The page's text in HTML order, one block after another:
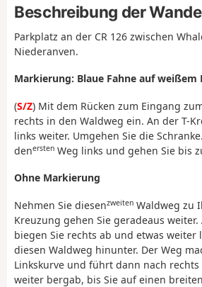
Beschreibung der
Parkplatz an der CR 126 zwischen
Niederanven.
Markierung: Blaue Fahne auf
(S/Z) Mit dem Rücken zum Eingang
rechts in den Waldweg ein. An der T-
links weiter. Umgehen Sie die
denersten Weg links und gehen Sie bis
Ohne Markierung
Nehmen Sie diesenzweiten Waldweg zu
Kreuzung gehen Sie geradeaus
biegen Sie rechts ab und etwas weiter
diesen Waldweg hinunter. Der Weg
Linkskurve und führt dann nach rechts
weiter bergab, bis Sie auf einen